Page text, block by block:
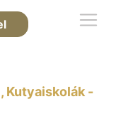
Kutyaiskolák -